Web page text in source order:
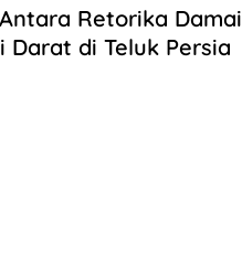
Retorika Damai
Darat di Teluk Persia